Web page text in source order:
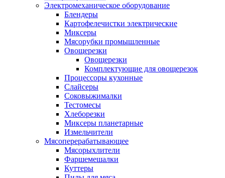
Электромеханическое оборудование
Блендеры
Картофелечистки электрические
Миксеры
Мясорубки промышленные
Овощерезки
Овощерезки
Комплектующие для овощерезок
Процессоры кухонные
Слайсеры
Соковыжималки
Тестомесы
Хлеборезки
Миксеры планетарные
Измельчители
Мясоперерабатывающее
Мясорыхлители
Фаршемешалки
Куттеры